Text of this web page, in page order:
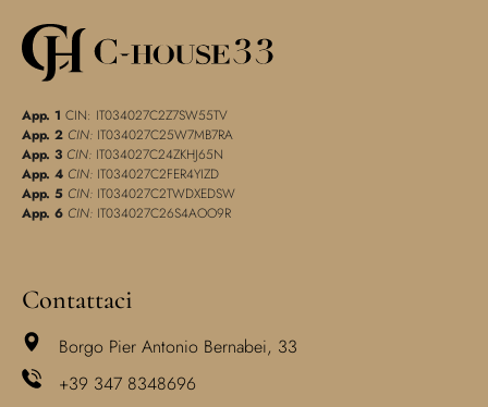
App. 1 CIN: IT034027C2Z7SW55TV
App. 2 CIN: IT034027C25W7MB7RA
App. 3 CIN: IT034027C24ZKHJ65N
App. 4 CIN: IT034027C2FER4YIZD
App. 5 CIN: IT034027C2TWDXEDSW
App. 6 CIN: IT034027C26S4AOO9R
Contattaci
Borgo Pier Antonio Bernabei, 33
+39 347 8348696